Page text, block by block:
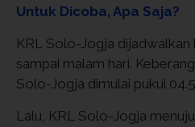
Untuk Dicoba, Apa Saja?
KRL Solo-Jogja dijadwalkan
sampai malam hari.
Solo-Jogja dimulai pukul
Lalu, KRL Solo-Jogja